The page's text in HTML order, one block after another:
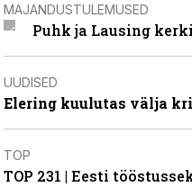
MAJANDUSTULEMUSED
Puhk ja Lausing
UUDISED
Elering kuulutas välja
TOP
TOP 231 | Eesti